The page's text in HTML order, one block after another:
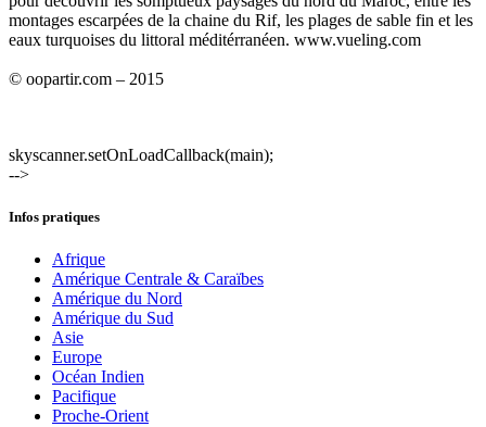
montages escarpées de la chaine du Rif, les plages de sable fin et les
eaux turquoises du littoral méditérranéen. www.vueling.com
© oopartir.com – 2015
skyscanner.setOnLoadCallback(main);
-->
Infos pratiques
Afrique
Amérique Centrale & Caraïbes
Amérique du Nord
Amérique du Sud
Asie
Europe
Océan Indien
Pacifique
Proche-Orient